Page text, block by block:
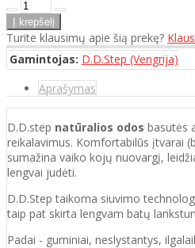
Turite klausimų apie šią prekę?
Gamintojas: D.D.Step (Vengrija)
Aprašymas
D.D.step natūralios odos basutės
reikalavimus. Komfortabilūs įtvarai
sumažina vaiko kojų nuovargį,
lengvai judėti.
D.D.Step taikoma siuvimo
taip pat skirta lengvam batų
Padai - guminiai, neslystantys,